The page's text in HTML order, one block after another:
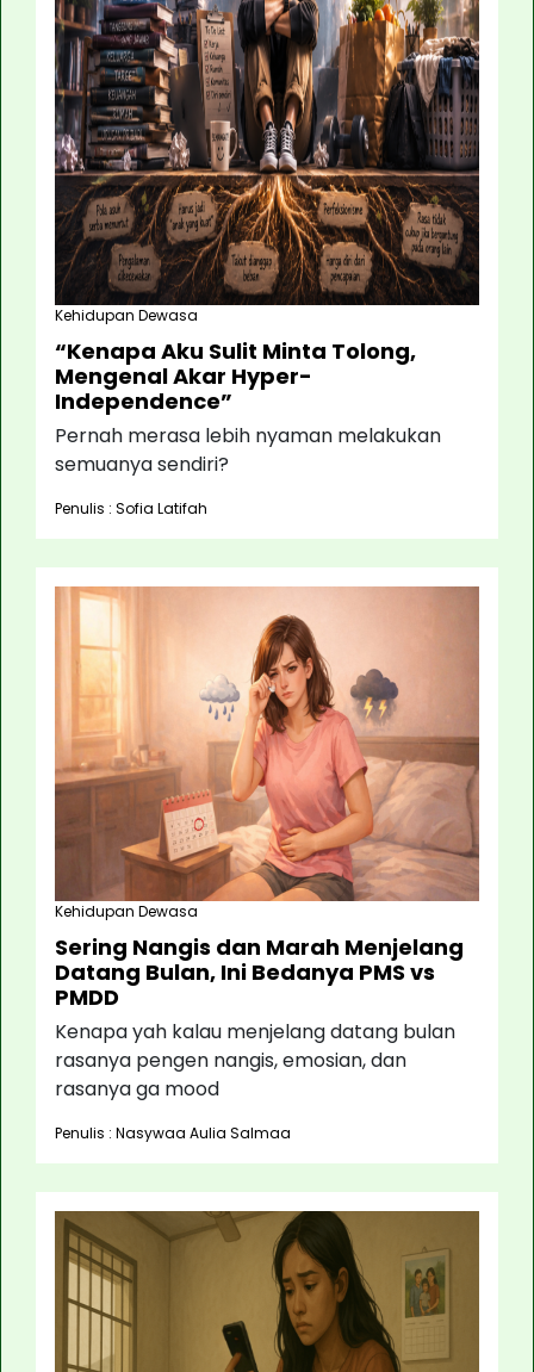
Kehidupan Dewasa
“Kenapa Aku Sulit Minta Tolong,
Mengenal Akar Hyper-
Independence”
Pernah merasa lebih nyaman melakukan
semuanya sendiri?
Penulis : Sofia Latifah
Kehidupan Dewasa
Sering Nangis dan Marah Menjelang
Datang Bulan, Ini Bedanya PMS vs
PMDD
Kenapa yah kalau menjelang datang bulan
rasanya pengen nangis, emosian, dan
rasanya ga mood
Penulis : Nasywaa Aulia Salmaa